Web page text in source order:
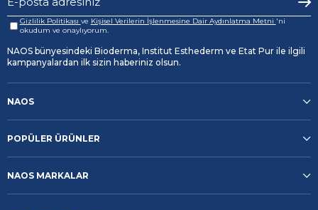
Gizlilik Politikası ve Kişisel Verilerin İşlenmesine Dair Aydınlatma Metni 'ni
okudum ve onaylıyorum.
NAOS bünyesindeki Bioderma, Institut Esthederm ve Etat Pur ile ilgili
kampanyalardan ilk sizin haberiniz olsun.
NAOS
POPÜLER ÜRÜNLER
NAOS MARKALAR